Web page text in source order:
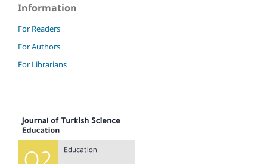
Information
For Readers
For Authors
For Librarians